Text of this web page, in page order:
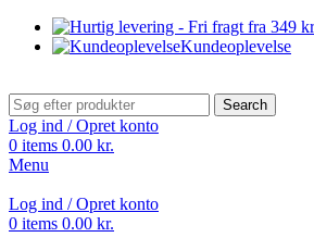
Kundeoplevelse
Search
Log ind / Opret konto
0 items 0.00 kr.
Menu
Log ind / Opret konto
0 items 0.00 kr.